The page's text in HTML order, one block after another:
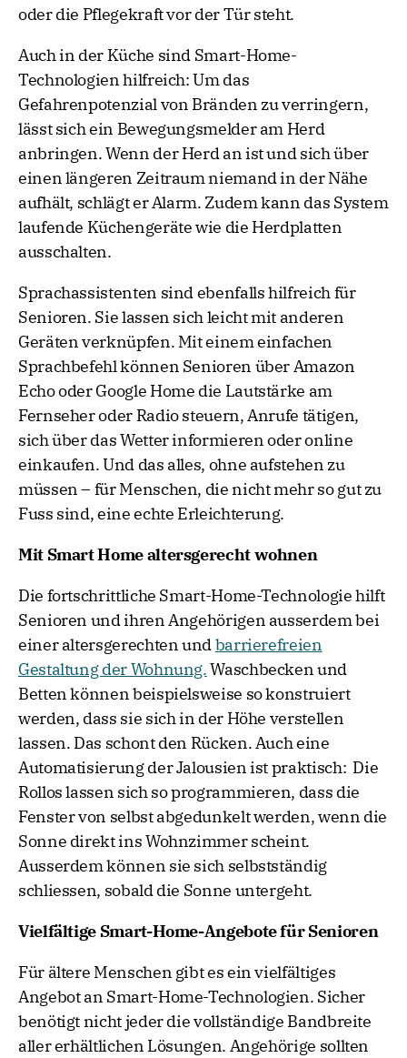
oder die Pflegekraft vor der Tür steht.
Auch in der Küche sind Smart-Home-
Technologien hilfreich: Um das
Gefahrenpotenzial von Bränden zu verringern,
lässt sich ein Bewegungsmelder am Herd
anbringen. Wenn der Herd an ist und sich über
einen längeren Zeitraum niemand in der Nähe
aufhält, schlägt er Alarm. Zudem kann das System
laufende Küchengeräte wie die Herdplatten
ausschalten.
Sprachassistenten sind ebenfalls hilfreich für
Senioren. Sie lassen sich leicht mit anderen
Geräten verknüpfen. Mit einem einfachen
Sprachbefehl können Senioren über Amazon
Echo oder Google Home die Lautstärke am
Fernseher oder Radio steuern, Anrufe tätigen,
sich über das Wetter informieren oder online
einkaufen. Und das alles, ohne aufstehen zu
müssen – für Menschen, die nicht mehr so gut zu
Fuss sind, eine echte Erleichterung.
Mit Smart Home altersgerecht wohnen
Die fortschrittliche Smart-Home-Technologie hilft
Senioren und ihren Angehörigen ausserdem bei
einer altersgerechten undbarrierefreien
Gestaltung der Wohnung.Waschbecken und
Betten können beispielsweise so konstruiert
werden, dass sie sich in der Höhe verstellen
lassen. Das schont den Rücken. Auch eine
Automatisierung der Jalousien ist praktisch: Die
Rollos lassen sich so programmieren, dass die
Fenster von selbst abgedunkelt werden, wenn die
Sonne direkt ins Wohnzimmer scheint.
Ausserdem können sie sich selbstständig
schliessen, sobald die Sonne untergeht.
Vielfältige Smart-Home-Angebote für Senioren
Für ältere Menschen gibt es ein vielfältiges
Angebot an Smart-Home-Technologien. Sicher
benötigt nicht jeder die vollständige Bandbreite
aller erhältlichen Lösungen. Angehörige sollten